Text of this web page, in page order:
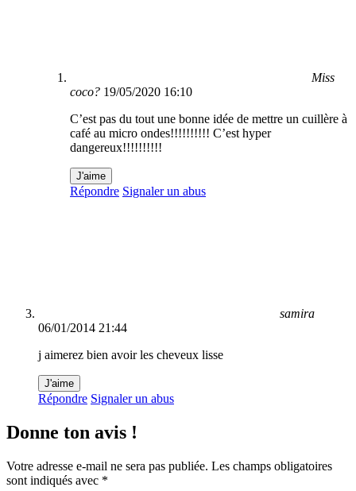
Miss
coco? 19/05/2020 16:10
C’est pas du tout une bonne idée de mettre un cuillère à
café au micro ondes!!!!!!!!!! C’est hyper
dangereux!!!!!!!!!!
J'aime
Répondre Signaler un abus
samira
06/01/2014 21:44
j aimerez bien avoir les cheveux lisse
J'aime
Répondre Signaler un abus
Donne ton avis !
Votre adresse e-mail ne sera pas publiée. Les champs obligatoires
sont indiqués avec *